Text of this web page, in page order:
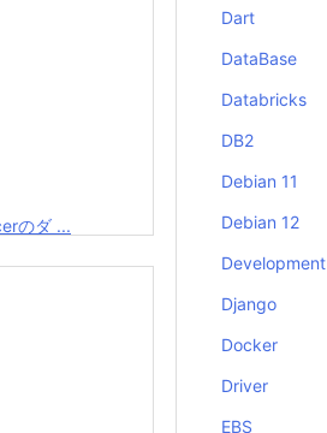
のダ ...
Dart
DataBase
Databricks
DB2
Debian 11
Debian 12
Development
Django
Docker
Driver
EBS